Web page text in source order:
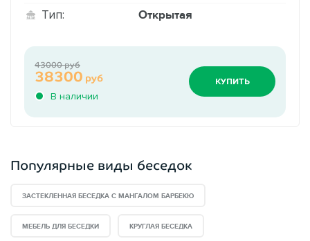
Тип: Открытая
В наличии
38300 руб
43000 руб
КУПИТЬ
Популярные виды беседок
ЗАСТЕКЛЕННАЯ БЕСЕДКА С МАНГАЛОМ БАРБЕКЮ
МЕБЕЛЬ ДЛЯ БЕСЕДКИ КРУГЛАЯ БЕСЕДКА